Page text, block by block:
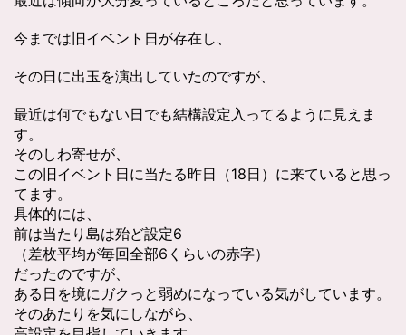
今までは旧イベント日が存在し、
その日に出玉を演出していたのですが、
最近は何でもない日でも結構設定入ってるように見えま
す。
そのしわ寄せが、
この旧イベント日に当たる昨日（18日）に来ていると思っ
てます。
具体的には、
前は当たり島は殆ど設定6
（差枚平均が毎回全部6くらいの赤字）
だったのですが、
ある日を境にガクっと弱めになっている気がしています。
そのあたりを気にしながら、